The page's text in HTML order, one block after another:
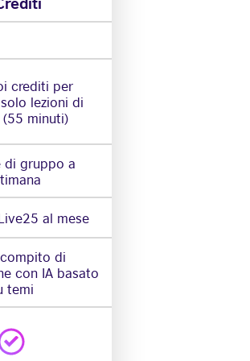
crediti per
lezioni di
minuti)
di gruppo a
al mese
di
con IA basato
temi